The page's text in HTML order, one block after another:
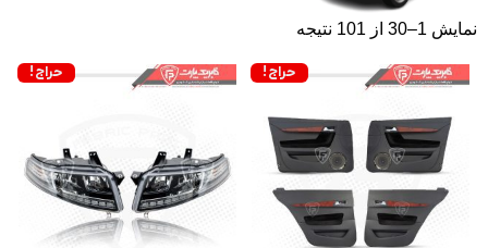
نمایش 1–30 از 101 نتیجه
حراج! حراج!